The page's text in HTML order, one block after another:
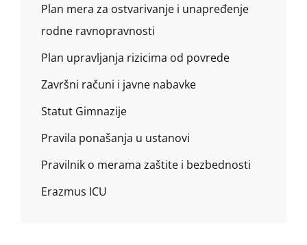
Plan mera za ostvarivanje i unapređenje
rodne ravnopravnosti
Plan upravljanja rizicima od povrede
Završni računi i javne nabavke
Statut Gimnazije
Pravila ponašanja u ustanovi
Pravilnik o merama zaštite i bezbednosti
Erazmus ICU